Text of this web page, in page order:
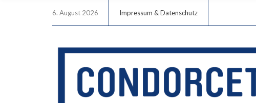
6. August 2026 Impressum & Datenschutz